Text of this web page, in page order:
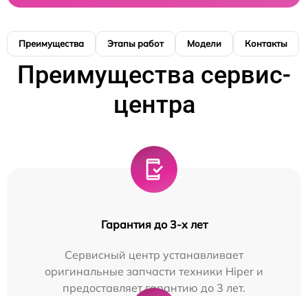
Преимущества Этапы работ Модели Контакты
Преимущества сервис-
центра
Гарантия до 3-х лет
Сервисный центр устанавливает
оригинальные запчасти техники Hiper и
предоставляет гарантию до 3 лет.